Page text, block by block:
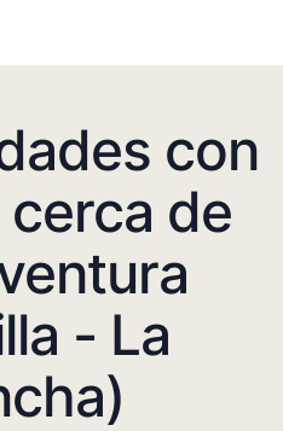
con
de
- La